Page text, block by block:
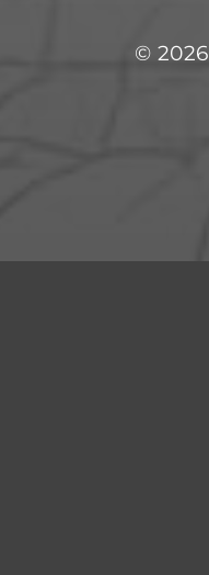
© 2026